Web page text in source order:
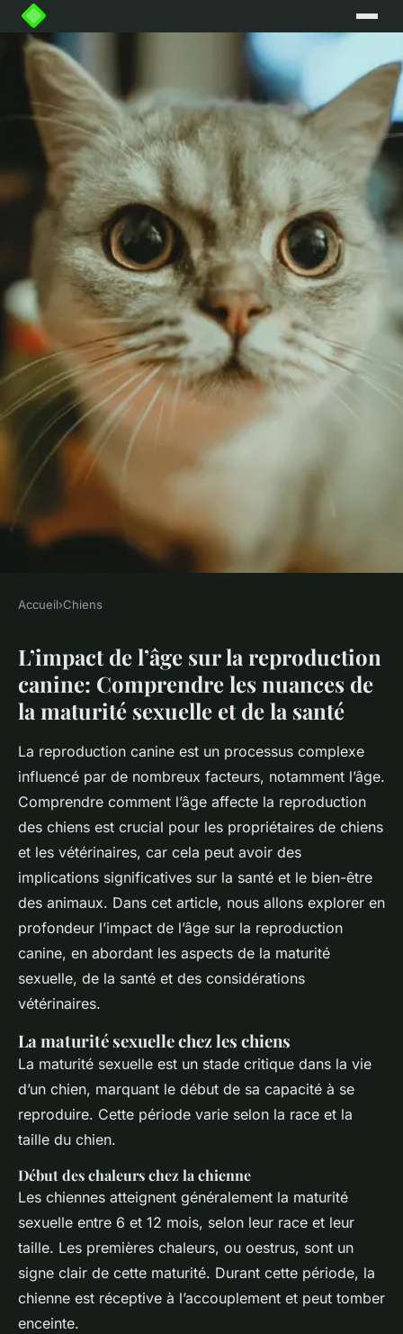
L'impact de l'âge sur la
reproduction canine
Accueil›Chiens
L’impact de l’âge sur la reproduction
canine: Comprendre les nuances de
la maturité sexuelle et de la santé
La reproduction canine est un processus complexe
influencé par de nombreux facteurs, notamment l’âge.
Comprendre comment l’âge affecte la reproduction
des chiens est crucial pour les propriétaires de chiens
et les vétérinaires, car cela peut avoir des
implications significatives sur la santé et le bien-être
des animaux. Dans cet article, nous allons explorer en
profondeur l’impact de l’âge sur la reproduction
canine, en abordant les aspects de la maturité
sexuelle, de la santé et des considérations
vétérinaires.
La maturité sexuelle chez les chiens
La maturité sexuelle est un stade critique dans la vie
d’un chien, marquant le début de sa capacité à se
reproduire. Cette période varie selon la race et la
taille du chien.
Début des chaleurs chez la chienne
Les chiennes atteignent généralement la maturité
sexuelle entre 6 et 12 mois, selon leur race et leur
taille. Les premières chaleurs, ou oestrus, sont un
signe clair de cette maturité. Durant cette période, la
chienne est réceptive à l’accouplement et peut tomber
enceinte.